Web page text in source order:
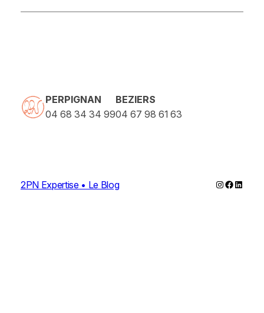
PERPIGNAN
04 68 34 34 99
BEZIERS
04 67 98 61 63
2PN Expertise • Le Blog Instagram